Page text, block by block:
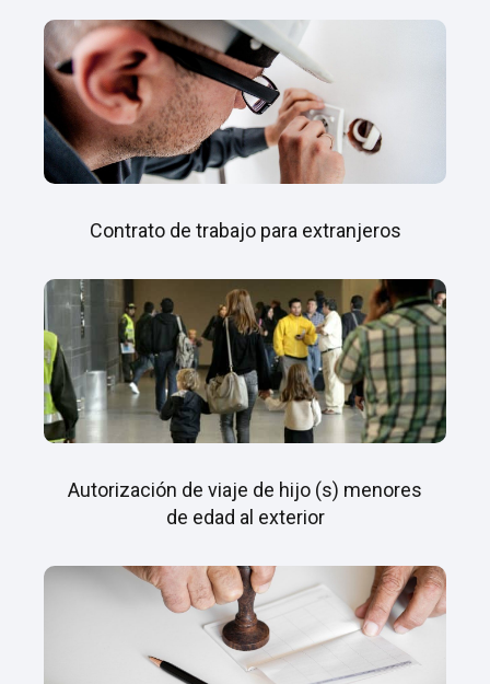
Contrato de trabajo para extranjeros
Autorización de viaje de hijo (s) menores
de edad al exterior